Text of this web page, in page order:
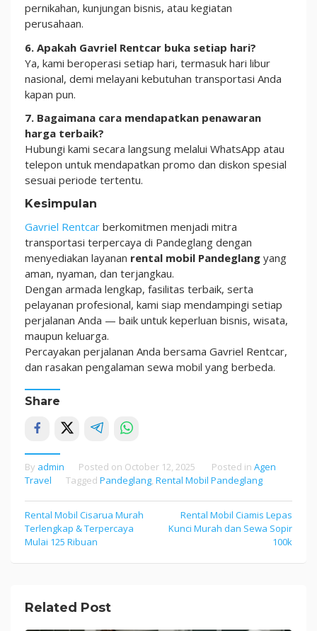
pernikahan, kunjungan bisnis, atau kegiatan
perusahaan.
6. Apakah Gavriel Rentcar buka setiap hari?
Ya, kami beroperasi setiap hari, termasuk hari libur
nasional, demi melayani kebutuhan transportasi Anda
kapan pun.
7. Bagaimana cara mendapatkan penawaran
harga terbaik?
Hubungi kami secara langsung melalui WhatsApp atau
telepon untuk mendapatkan promo dan diskon spesial
sesuai periode tertentu.
Kesimpulan
Gavriel Rentcar berkomitmen menjadi mitra
transportasi terpercaya di Pandeglang dengan
menyediakan layanan rental mobil Pandeglang yang
aman, nyaman, dan terjangkau.
Dengan armada lengkap, fasilitas terbaik, serta
pelayanan profesional, kami siap mendampingi setiap
perjalanan Anda — baik untuk keperluan bisnis, wisata,
maupun keluarga.
Percayakan perjalanan Anda bersama Gavriel Rentcar,
dan rasakan pengalaman sewa mobil yang berbeda.
Share
By admin Posted on October 12, 2025 Posted in Agen
Travel
Tagged Pandeglang, Rental Mobil Pandeglang
Post
navigation
Rental Mobil Cisarua Murah
Terlengkap & Terpercaya
Mulai 125 Ribuan
Rental Mobil Ciamis Lepas
Kunci Murah dan Sewa Sopir
100k
Related Post